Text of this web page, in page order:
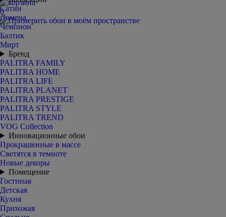
0
Сатин
Домена
Чемпион
Балтик
Мирт
Бренд
PALITRA FAMILY
PALITRA HOME
PALITRA LIFE
PALITRA PLANET
PALITRA PRESTIGE
PALITRA STYLE
PALITRA TREND
VOG Collection
Инновационные обои
Прокрашенные в массе
Светятся в темноте
Новые декоры
Помещение
Гостиная
Детская
Кухня
Прихожая